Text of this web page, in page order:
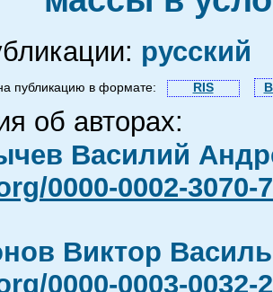
русский
публикацию в формате: RIS
об авторах:
Василий
0000-0002-3070-
Виктор
0000-0003-0032-